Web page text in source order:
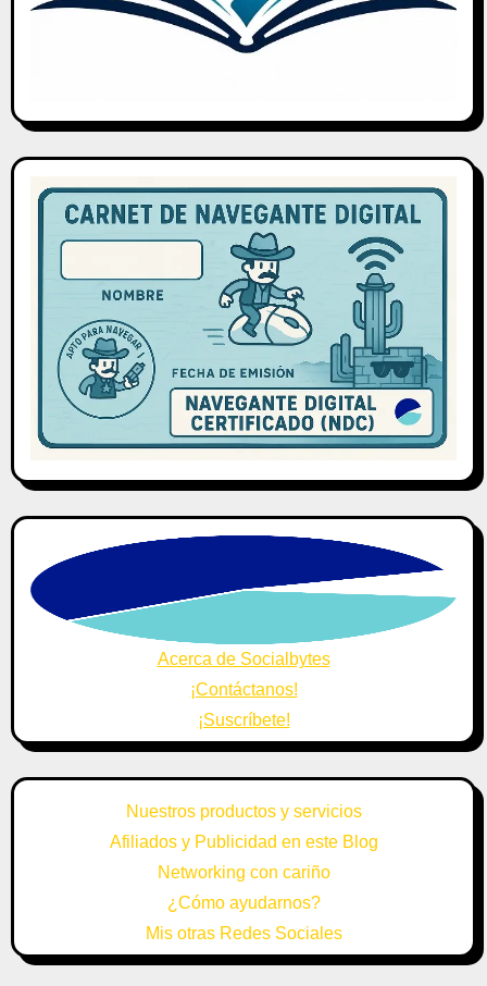
Acerca de Socialbytes
¡Contáctanos!
¡Suscríbete!
Nuestros productos y servicios
Afiliados y Publicidad en este Blog
Networking con cariño
¿Cómo ayudarnos?
Mis otras Redes Sociales